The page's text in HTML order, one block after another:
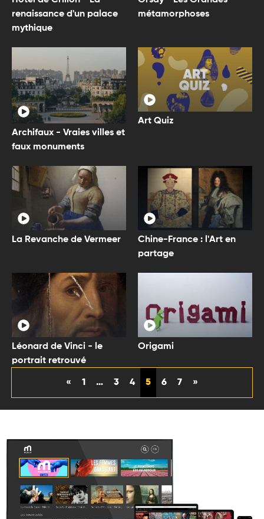
renaissance d'un palace
mythique
métamorphoses
Archifaux - Vraies villes et
faux monuments
Art Quiz
La Revanche de Vermeer
Chine-France : l'Art en
partage
Léonard de Vinci - le
portrait retrouvé
Origami
« 1 … 3 4 5 6 7 »